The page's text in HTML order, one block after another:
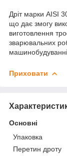
Дріт марки AISI
що дає змогу
виготовлення
зварювальних
машинобудуванні.
Приховати
Основні
Упаковка
Перетин дроту